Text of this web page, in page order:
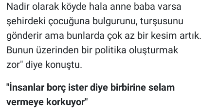
Nadir olarak köyde hala anne baba varsa
şehirdeki çocuğuna bulgurunu, turşusunu
gönderir ama bunlarda çok az bir kesim artık.
Bunun üzerinden bir politika oluşturmak
zor" diye konuştu.
"İnsanlar borç ister diye birbirine selam
vermeye korkuyor"